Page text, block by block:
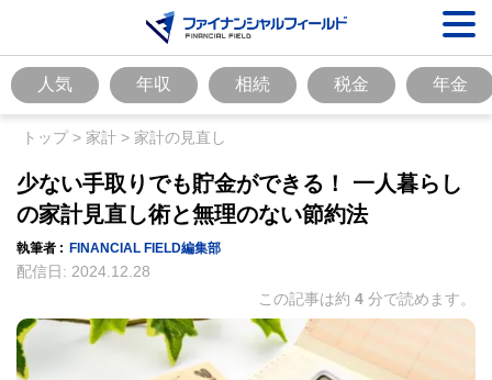
人気 年収 相続 税金 年金
トップ> 家計 > 家計の見直し
少ない手取りでも貯金ができる！ 一人暮らし
の家計見直し術と無理のない節約法
執筆者 : FINANCIAL FIELD編集部
配信日: 2024.12.28
この記事は約 4 分で読めます。